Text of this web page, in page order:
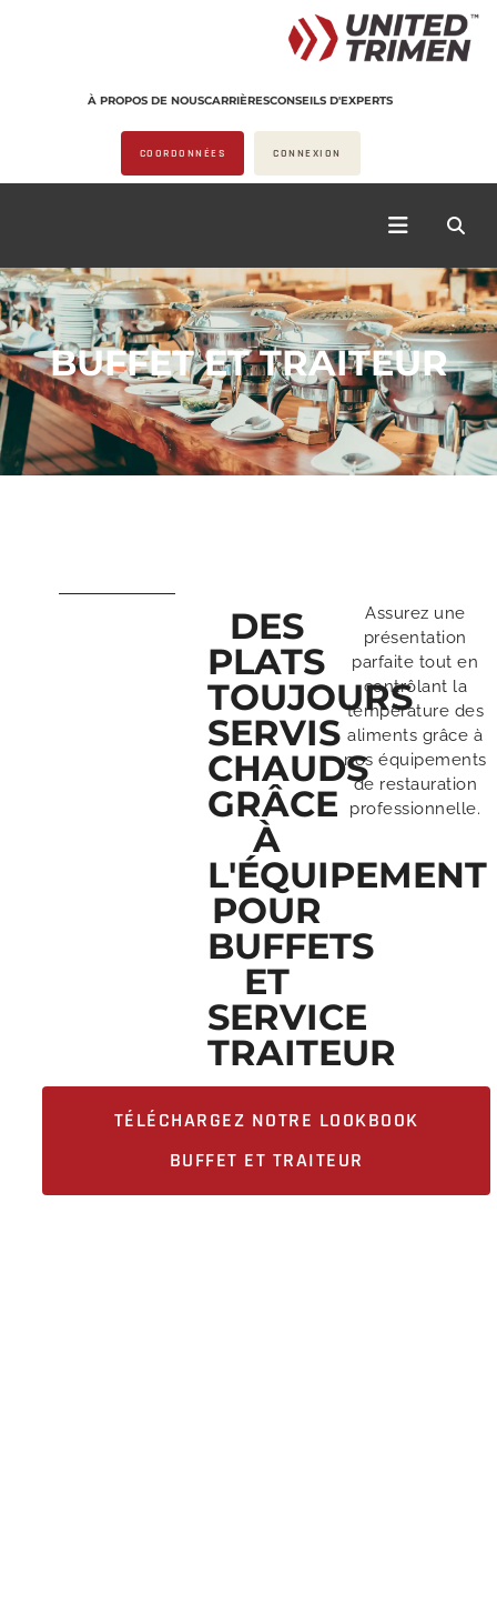
À PROPOS DE NOUSCARRIÈRESCONSEILS D'EXPERTS
COORDONNÉES CONNEXION
BUFFET ET TRAITEUR
DES
PLATS
TOUJOURS
SERVIS
CHAUDS
GRÂCE
À
L'ÉQUIPEMENT
POUR
BUFFETS
ET
SERVICE
TRAITEUR
Assurez une
présentation
parfaite tout en
contrôlant la
température des
aliments grâce à
nos équipements
de restauration
professionnelle.
TÉLÉCHARGEZ NOTRE LOOKBOOK
BUFFET ET TRAITEUR